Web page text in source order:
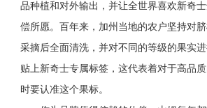
品种植和对外输出，并让全世界喜欢新奇
偿所愿。百年来，加州当地的农户坚持对脐
采摘后全面清洗，并对不同的等级的果实
贴上新奇士专属标签，这代表着对于高品
时要认准这个果标。